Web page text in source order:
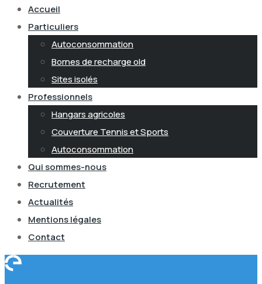
Accueil
Particuliers
Autoconsommation
Bornes de recharge old
Sites isolés
Professionnels
Hangars agricoles
Couverture Tennis et Sports
Autoconsommation
Qui sommes-nous
Recrutement
Actualités
Mentions légales
Contact